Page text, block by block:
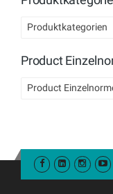
Produktkategorien
Product
Product